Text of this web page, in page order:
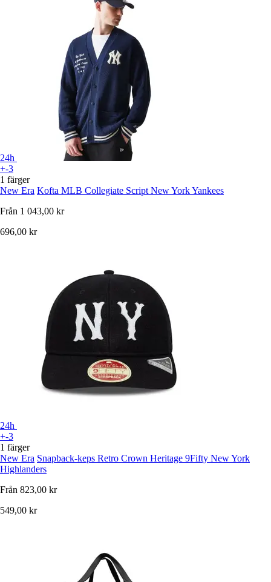
24h
+-3
1 färger
New Era Kofta MLB Collegiate Script New York Yankees
Från 1 043,00 kr
696,00 kr
24h
+-3
1 färger
New Era Snapback-keps Retro Crown Heritage 9Fifty New York
Highlanders
Från 823,00 kr
549,00 kr